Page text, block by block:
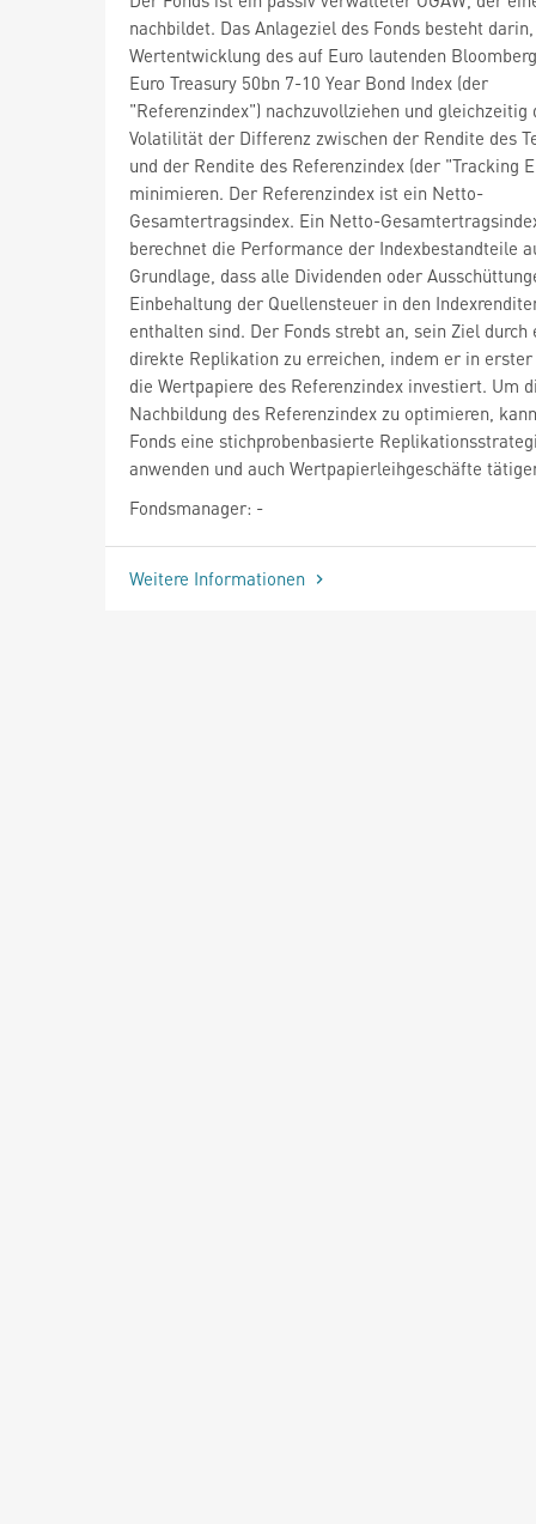
nachbildet. Das Anlageziel des Fonds besteht
Wertentwicklung des auf Euro lautenden
Euro Treasury 50bn 7-10 Year Bond Index (der
"Referenzindex") nachzuvollziehen und gleichzeitig
Volatilität der Differenz zwischen der Rendite des
und der Rendite des Referenzindex (der "Tracking
minimieren. Der Referenzindex ist ein Netto-
Gesamtertragsindex. Ein Netto-
berechnet die Performance der Indexbestandteile
Grundlage, dass alle Dividenden oder
Einbehaltung der Quellensteuer in den
enthalten sind. Der Fonds strebt an, sein Ziel durch
direkte Replikation zu erreichen, indem er in
die Wertpapiere des Referenzindex investiert. Um
Nachbildung des Referenzindex zu optimieren,
Fonds eine stichprobenbasierte
anwenden und auch Wertpapierleihgeschäfte
Fondsmanager: -
Weitere Informationen